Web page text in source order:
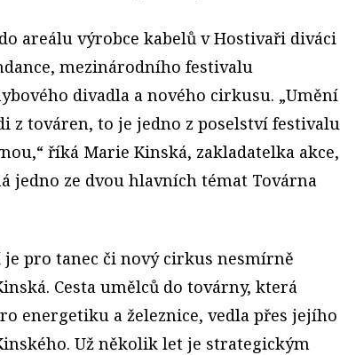
areálu výrobce kabelů v Hostivaři diváci
mezi­národního festivalu
divadla a nového cirkusu. „Umění
z továren, to je jedno z poselství festivalu
říká Marie Kinská, zakladatelka akce,
jedno ze dvou hlavních témat Továrna
pro tanec či nový cirkus nesmírně
Cesta umělců do továrny, která
energetiku a železnice, vedla přes jejího
Už několik let je strategickým